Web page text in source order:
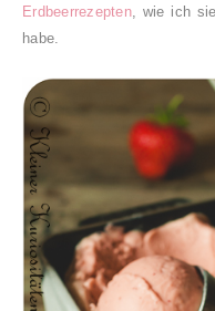
Erdbeerrezepten, wie ich
habe.